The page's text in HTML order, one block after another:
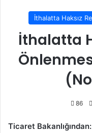
İthalatta Haksız
İthalatta
86
Ticaret Bakanlığından: